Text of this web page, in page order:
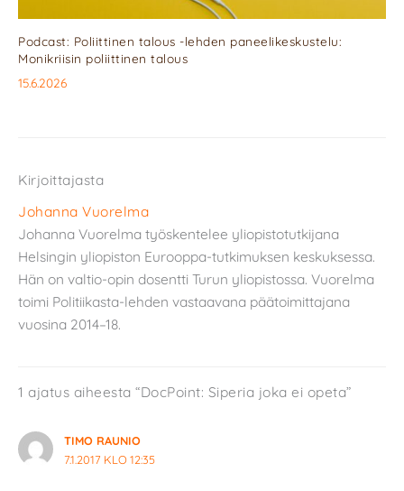
Podcast: Poliittinen talous -lehden paneelikeskustelu:
Monikriisin poliittinen talous
15.6.2026
Kirjoittajasta
Johanna Vuorelma
Johanna Vuorelma työskentelee yliopistotutkijana
Helsingin yliopiston Eurooppa-tutkimuksen keskuksessa.
Hän on valtio-opin dosentti Turun yliopistossa. Vuorelma
toimi Politiikasta-lehden vastaavana päätoimittajana
vuosina 2014–18.
1 ajatus aiheesta “DocPoint: Siperia joka ei opeta”
TIMO RAUNIO
7.1.2017 KLO 12:35